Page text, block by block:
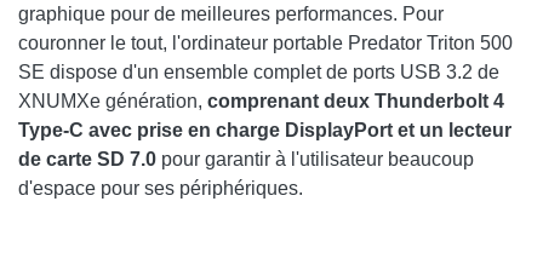
graphique pour de meilleures performances. Pour
couronner le tout, l'ordinateur portable Predator Triton 500
SE dispose d'un ensemble complet de ports USB 3.2 de
XNUMXe génération, comprenant deux Thunderbolt 4
Type-C avec prise en charge DisplayPort et un lecteur
de carte SD 7.0 pour garantir à l'utilisateur beaucoup
d'espace pour ses périphériques.